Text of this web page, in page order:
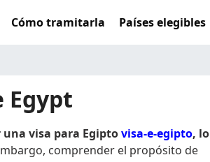
Cómo tramitarla Países elegibles
Egypt
visa para Egiptovisa-e-egipto, lo
comprender el propósito de